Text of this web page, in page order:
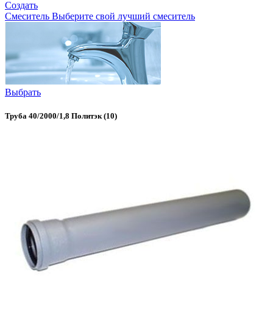
Создать
Смеситель Выберите свой лучший смеситель
Выбрать
Труба 40/2000/1,8 Политэк (10)